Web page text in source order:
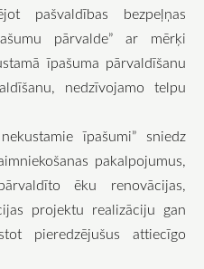
pašvaldības bezpeļņas
pārvalde” ar mērķi
īpašuma pārvaldīšanu
nedzīvojamo telpu
īpašumi” sniedz
pakalpojumus,
ēku renovācijas,
projektu realizāciju gan
pieredzējušus attiecīgo